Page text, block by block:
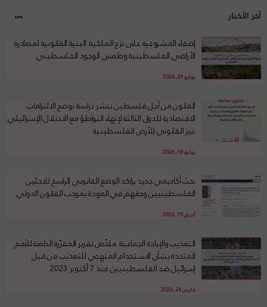
آخر الأخبار
إضفاء المشروعية على نزع الملكية: البنية القانونية لمصادرة
الأراضي الفلسطينية وطمس الوجود الفلسطيني
يوليو 29, 2026
القانون من أجل فلسطين تنشر دراسة توضح الالتزامات
الاقتصادية للدول الثالثة لإنهاء التواطؤ مع الاحتلال الإسرائيلي
غير القانوني للأرض الفلسطينية
يوليو 18, 2026
بحث أكاديمي جديد يؤكد الوضع القانوني الراسخ للاجئين
الفلسطينيين وحقهم في العودة بموجب القانون الدولي
أبريل 15, 2026
التعذيب والإبادة الجماعية: ملخّص تقرير المقرّرة الخاصة للأمم
المتحدة بشأن الاستخدام المنهجي للتعذيب من قبل
إسرائيل ضد الفلسطينيين منذ 7 أكتوبر 2023
مارس 24, 2026